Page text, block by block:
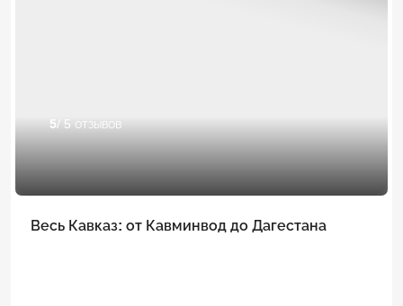
5/ 5 отзывов
Весь Кавказ: от Кавминвод до Дагестана